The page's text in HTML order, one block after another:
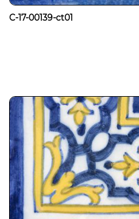
C-17-00139-ct01